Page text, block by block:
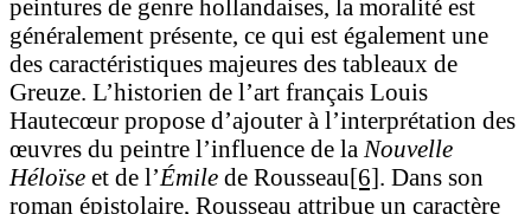
peintures de genre hollandaises, la moralité est
généralement présente, ce qui est également une
des caractéristiques majeures des tableaux de
Greuze. L’historien de l’art français Louis
Hautecœur propose d’ajouter à l’interprétation des
œuvres du peintre l’influence de la Nouvelle
Héloïse et de l’Émile de Rousseau[6]. Dans son
roman épistolaire, Rousseau attribue un caractère